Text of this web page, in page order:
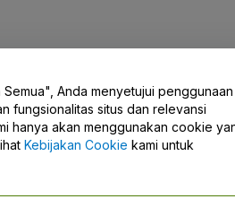
Kami
Anda menyetujui penggunaan
fungsionalitas situs dan relevansi
hanya akan menggunakan cookie
Kebijakan Cookie kami untuk